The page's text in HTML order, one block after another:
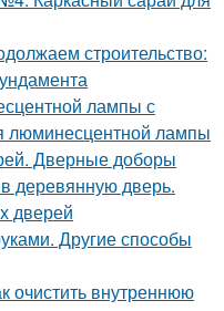
строительство:
лампы с
люминесцентной лампы
Дверные доборы
деревянную дверь.
дверей
Другие способы
очистить внутреннюю